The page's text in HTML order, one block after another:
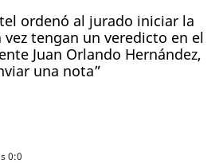
ordenó al jurado iniciar la
tengan un veredicto en el
Juan Orlando Hernández,
una nota”
0:0